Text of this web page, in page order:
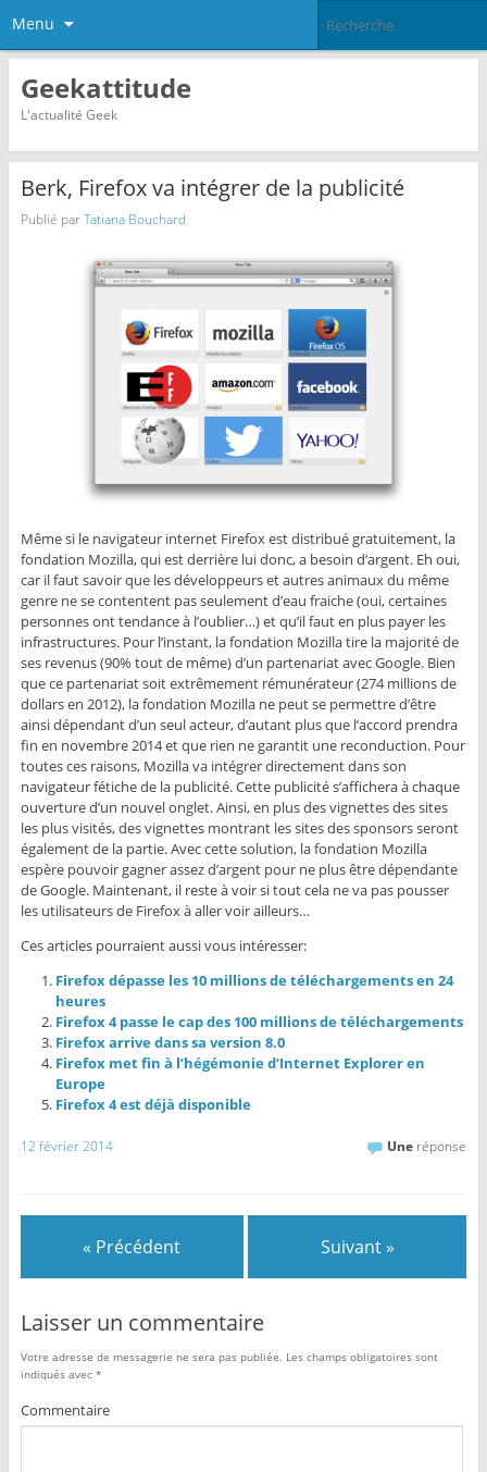
Menu
Geekattitude
L'actualité Geek
Berk, Firefox va intégrer de la publicité
Publié parTatiana Bouchard
Même si le navigateur internet Firefox est distribué gratuitement, la
fondation Mozilla, qui est derrière lui donc, a besoin d’argent. Eh oui,
car il faut savoir que les développeurs et autres animaux du même
genre ne se contentent pas seulement d’eau fraiche (oui, certaines
personnes ont tendance à l’oublier…) et qu’il faut en plus payer les
infrastructures. Pour l’instant, la fondation Mozilla tire la majorité de
ses revenus (90% tout de même) d’un partenariat avec Google. Bien
que ce partenariat soit extrêmement rémunérateur (274 millions de
dollars en 2012), la fondation Mozilla ne peut se permettre d’être
ainsi dépendant d’un seul acteur, d’autant plus que l’accord prendra
fin en novembre 2014 et que rien ne garantit une reconduction. Pour
toutes ces raisons, Mozilla va intégrer directement dans son
navigateur fétiche de la publicité. Cette publicité s’affichera à chaque
ouverture d’un nouvel onglet. Ainsi, en plus des vignettes des sites
les plus visités, des vignettes montrant les sites des sponsors seront
également de la partie. Avec cette solution, la fondation Mozilla
espère pouvoir gagner assez d’argent pour ne plus être dépendante
de Google. Maintenant, il reste à voir si tout cela ne va pas pousser
les utilisateurs de Firefox à aller voir ailleurs…
Ces articles pourraient aussi vous intéresser:
Firefox dépasse les 10 millions de téléchargements en 24
heures
Firefox 4 passe le cap des 100 millions de téléchargements
Firefox arrive dans sa version 8.0
Firefox met fin à l’hégémonie d’Internet Explorer en
Europe
Firefox 4 est déjà disponible
12 février 2014 Une réponse
« Précédent Suivant »
Laisser un commentaire
Votre adresse de messagerie ne sera pas publiée. Les champs obligatoires sont
indiqués avec *
Commentaire